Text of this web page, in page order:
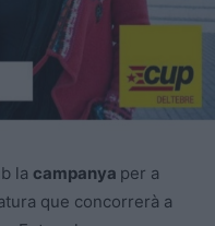
la campanya per a
que concorrerà a